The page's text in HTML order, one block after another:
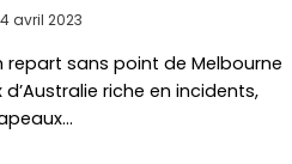
4 avril 2023
repart sans point de Melbourne
riche en incidents,